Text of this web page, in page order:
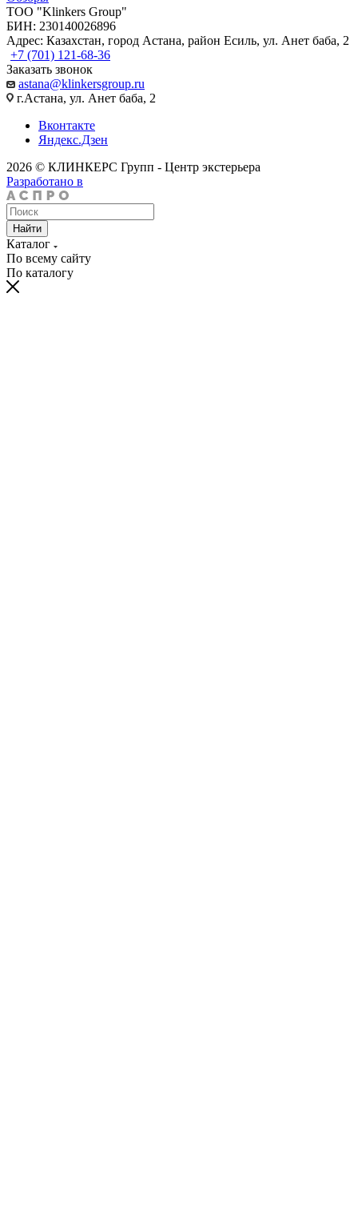
TOO "Klinkers Group"
БИН: 230140026896
Адрес: Казахстан, город Астана, район Есиль, ул. Анет баба, 2
+7 (701) 121-68-36
Заказать звонок
astana@klinkersgroup.ru
г.Астана, ул. Анет баба, 2
Вконтакте
Яндекс.Дзен
2026 © КЛИНКЕРС Групп - Центр экстерьера
Разработано в
Найти
Каталог
По всему сайту
По каталогу